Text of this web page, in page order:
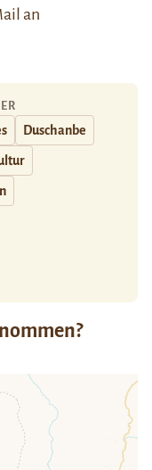
an
Duschanbe